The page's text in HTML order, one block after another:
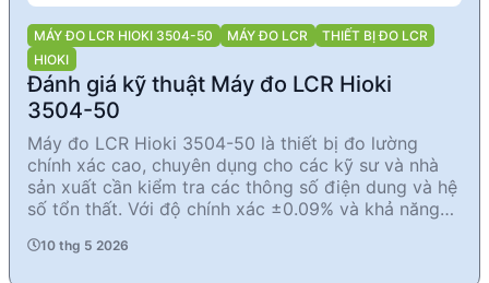
MÁY ĐO LCR HIOKI 3504-50 MÁY ĐO LCR
THIẾT BỊ ĐO LCR
HIOKI
Đánh giá kỹ thuật Máy đo LCR Hioki
3504-50
Máy đo LCR Hioki 3504-50 là thiết bị đo lường
chính xác cao, chuyên dụng cho các kỹ sư và nhà
sản xuất cần kiểm tra các thông số điện dung và hệ
số tổn thất. Với độ chính xác ±0.09% và khả năng
ứng dụng yêu cầu tốc độ và độ tin cậy cao. Các
10 thg 5 2026